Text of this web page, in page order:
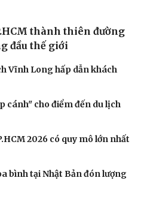
Quốc quảng bá lễ hội
khi Moana bị giới phê
Christopher Nolan tái lập kỳ
nhiệm để ngăn âm nhạc lệch